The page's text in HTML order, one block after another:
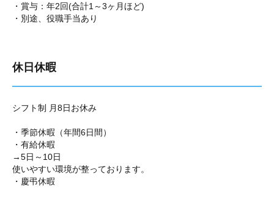
・賞与：年2回(合計1～3ヶ月ほど)
・別途、役職手当あり
休日休暇
シフト制 月8日お休み
・季節休暇（年間6日間）
・有給休暇
→5日～10日
使いやすい環境が整っております。
・慶弔休暇